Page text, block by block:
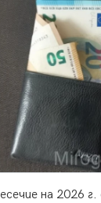
на 2026 г.